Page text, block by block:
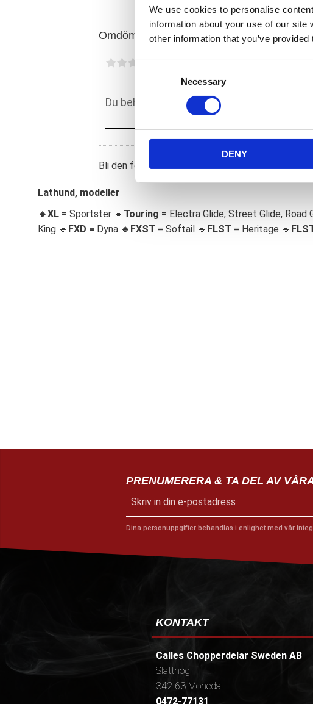
We use cookies to personalise
information about your use of our
other information that you’ve
C
S
e
e
c
Necessary
DENY
Omdömen
Du
Bli den första att lämna ett omdöme.
Lathund, modeller
🔹XL = Sportster 🔹 Touring = Electra Glide, Street Glide, Road
King 🔹 FXD = Dyna 🔹 FXST = Softail 🔹 FLST = Heritage 🔹
PRENUMERERA & TA DEL AV
Dina personuppgifter behandlas i enlighet med vår
KONTAKT
Calles Chopperdelar Sweden AB
Slätthög
342 63 Moheda
0472-77131